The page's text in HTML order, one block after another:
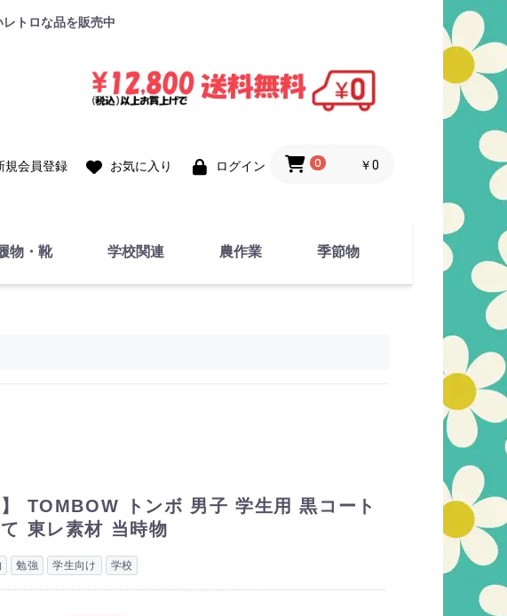
トロな品を販売中
規会員登録 お気に入り ログイン 0 ￥0
物・靴 学校関連 農作業 季節物
】 TOMBOW トンボ 男子 学生用 黒コート
東レ素材 当時物
勉強 学生向け 学校